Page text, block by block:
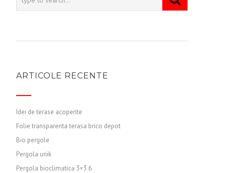
ARTICOLE RECENTE
Idei de terase acoperite
Folie transparenta terasa brico depot
Bio pergole
Pergola unik
Pergola bioclimatica 3×3 6